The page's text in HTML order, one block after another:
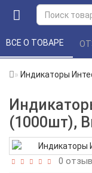
Индикаторы
(1000шт),
ВСЕ О ТОВАРЕ
0